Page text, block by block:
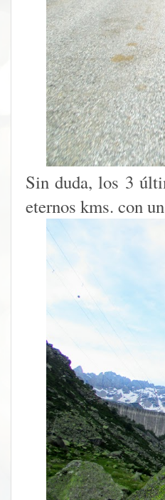
Sin duda, los 3
eternos kms. con